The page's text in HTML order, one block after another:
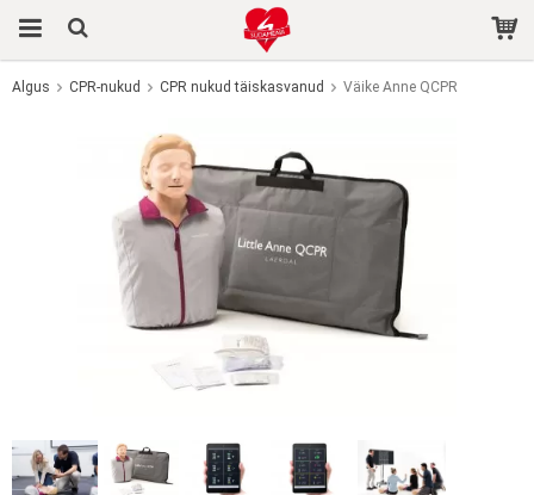
Algus CPR-nukud CPR nukud täiskasvanud Väike Anne QCPR